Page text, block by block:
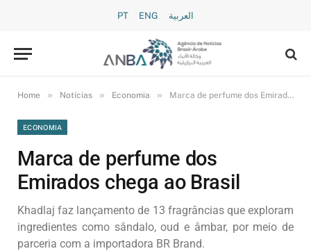
PT ENG العربية
Home » Notícias » Economia » Marca de perfume dos Emirados chega ao Brasil
ECONOMIA
Marca de perfume dos
Emirados chega ao Brasil
Khadlaj faz lançamento de 13 fragrâncias que exploram
ingredientes como sândalo, oud e âmbar, por meio de
parceria com a importadora BR Brand.